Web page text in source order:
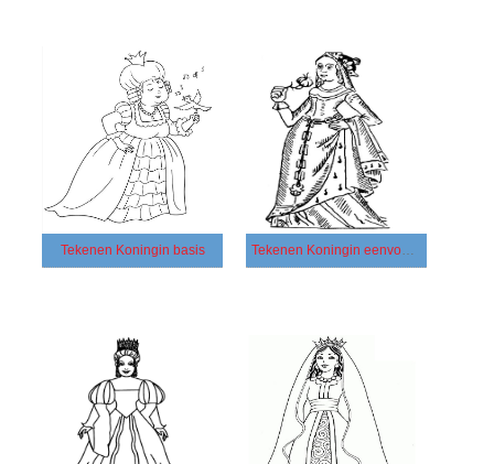
Tekenen Koningin basis Tekenen Koningin eenvoudig